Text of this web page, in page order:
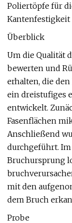
Poliertöpfe für
Kantenfestigkeit
Überblick
Um die Qualität
bewerten und
erhalten, die
ein dreistufiges
entwickelt.
Fasenflächen
Anschließend
durchgeführt.
Bruchursprung
mit den
dem Bruch
Probe